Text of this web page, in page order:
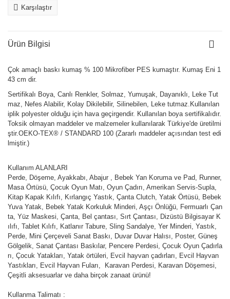
Karşılaştır
Ürün Bilgisi
Çok amaçlı baskı kumaş % 100 Mikrofiber PES kumaştır. Kumaş Eni 1
43 cm dir.
Sertifikalı Boya, Canlı Renkler, Solmaz, Yumuşak, Dayanıklı, Leke Tut
maz, Nefes Alabilir, Kolay Dikilebilir, Silinebilen, Leke tutmaz.Kullanılan
iplik polyester olduğu için hava geçirgendir. Kullanılan boya sertifikalıdır.
Toksik olmayan maddeler ve malzemeler kullanılarak Türkiye'de üretilmi
ştir.OEKO-TEX® / STANDARD 100 (Zararlı maddeler açısından test edi
lmiştir.)
Kullanım ALANLARI
Perde, Döşeme, Ayakkabı, Abajur , Bebek Yan Koruma ve Pad, Runner,
Masa Örtüsü, Çocuk Oyun Matı, Oyun Çadırı, Amerikan Servis-Supla,
Kitap Kapak Kılıfı, Kırlangıç Yastık, Çanta Clutch, Yatak Örtüsü, Bebek
Yuva Yatak, Bebek Yatak Korkuluk Minderi, Aşçı Önlüğü, Fermuarlı Çan
ta, Yüz Maskesi, Çanta, Bel çantası, Sırt Çantası, Dizüstü Bilgisayar K
ılıfı, Tablet Kılıfı, Katlanır Tabure, Sling Sandalye, Yer Minderi, Yastık,
Perde, Mini Çerçeveli Sanat Baskı, Duvar Duvar Halısı, Poster, Güneş
Gölgelik, Sanat Çantası Baskılar, Pencere Perdesi, Çocuk Oyun Çadırla
rı, Çocuk Yatakları, Yatak örtüleri, Evcil hayvan çadırları, Evcil Hayvan
Yastıkları, Evcil Hayvan Fuları, Karavan Perdesi, Karavan Döşemesi,
Çeşitli aksesuarlar ve daha birçok zanaat ürünü!
Kullanma Talimatı :